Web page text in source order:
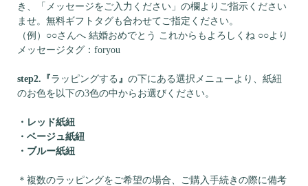
き、「メッセージをご入力ください」の欄よりご指示ください
ませ。無料ギフトタグも合わせてご指定ください。
（例）○○さんへ 結婚おめでとう これからもよろしくね ○○より
メッセージタグ：foryou
step2. 『ラッピングする 』 の下にある選択メニューより、紙紐
のお色を以下の3色の中からお選びください。
・レッド紙紐
・ベージュ紙紐
・ブルー紙紐
＊複数のラッピングをご希望の場合、ご購入手続きの際に備考